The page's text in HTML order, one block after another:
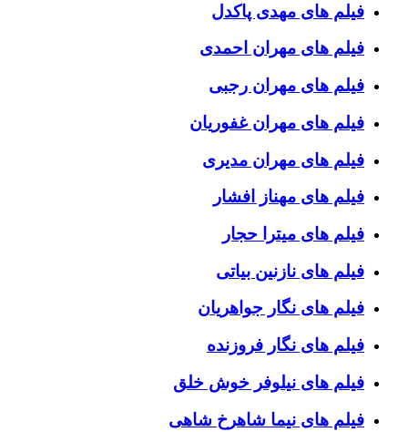
فیلم های مهدی پاکدل
فیلم های مهران احمدی
فیلم های مهران رجبی
فیلم های مهران غفوریان
فیلم های مهران مدیری
فیلم های مهناز افشار
فیلم های میترا حجار
فیلم های نازنین بیاتی
فیلم های نگار جواهریان
فیلم های نگار فروزنده
فیلم های نیلوفر خوش خلق
فیلم های نیما شاهرخ شاهی